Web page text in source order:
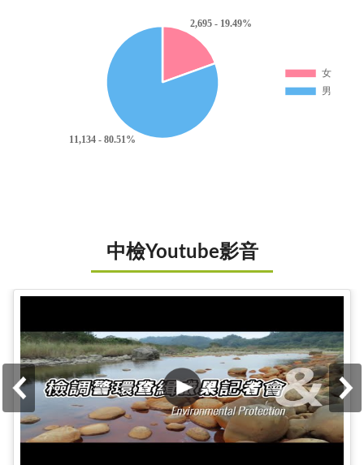
中檢Youtube影音